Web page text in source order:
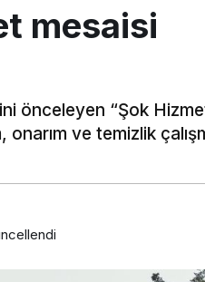
mesaisi
önceleyen “Şok
ve temizlik